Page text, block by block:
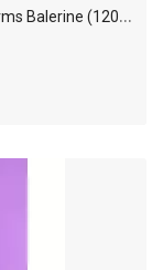
В
ерхні форми Балерина Valeri Top Nail Forms Balerine (120 шт)